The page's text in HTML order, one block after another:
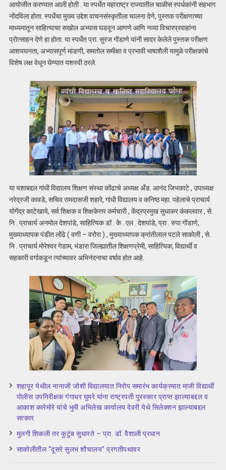
आयोजीत करण्यात आली होती . या स्पर्धेत महाराष्ट्र राज्यातील चाळीस स्पर्धकांनी सहभाग
नोंदविला होता. स्पर्धेचा मुख्य उद्देश वाचनसंस्कृतीला चालना देणे, पुस्तक परीक्षणाच्या
माध्यमातून साहित्याचा सखोल अभ्यास घडवून आणणे आणि नव्या विचारप्रवाहांना
प्रोत्साहन देणे हा होता. या स्पर्धेत प्रा. सुरज गोंडाणे यांनी सादर केलेले पुस्तक परीक्षण
आशयघनता, अभ्यासपूर्ण मांडणी, समतोल समीक्षा व प्रभावी भाषाशैली यामुळे परीक्षकांचे
विशेष लक्ष वेधून घेण्यात यशस्वी ठरले.
या यशाबद्दल गांधी विद्यालय शिक्षण संस्था कोंढाचे अध्यक्ष अँड. आनंद जिभकाटे , उपाध्यक्ष
नरेद्रजी कावडे, सचिव रामदासजी शहारे, गांधी विद्यालय व कनिष्ठ महा. पहेलाचे प्राचार्य
योगेंद्र काटेखाये, सर्व शिक्षक व शिक्षकेत्तर कर्मचारी , केंद्रप्रमुख सुधाकर कंकलवार , से.
नि . प्राचार्य अनमोल देशपांडे, साहित्यिक डॉ . के . एल . देशपांडे, प्रा . रुपा गोंडाणे,
मुख्याध्यापक पंडीत लोंढे ( वणी – वरोरा ) , मुख्याध्यापक क्रांतीलाल पटले साकोली , से.
नि . प्राचार्य मोरेश्वर गेडाम, भंडारा जिल्ह्यातील शिक्षणप्रेमी, साहित्यिक, विद्यार्थी व
सहकारी वर्गाकडून त्यांच्यावर अभिनंदनाचा वर्षाव होत आहे.
शहापूर येथील नानाजी जोशी विद्यालयात निरोप समारंभ कार्यक्रमात माजी विद्यार्थी
पोलीस उपनिरीक्षक गंगाधर घुमरे यांना राष्ट्रपती पुरस्कार प्राप्त झाल्याबद्दल व
आकाश कारेमोरे यांचे भुमी अभिलेख कार्यालय देवरी येथे सिलेक्शन झाल्याबद्दल
सत्कार
मुलगी शिकली तर कुटुंब सुधारते – प्रा. डॉ. वैशाली प्रधान
साकोलीतील “दूसरे सुलभ शौचालय” प्रगतीपथावर